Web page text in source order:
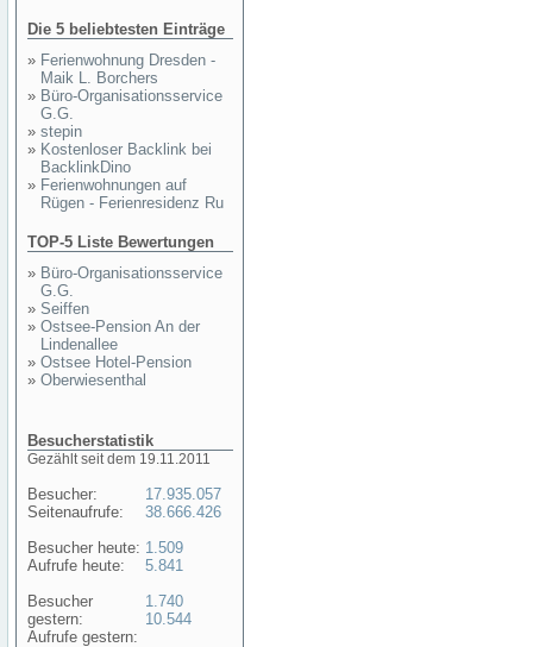
Die 5 beliebtesten Einträge
» Ferienwohnung Dresden -
Maik L. Borchers
» Büro-Organisationsservice
G.G.
» stepin
» Kostenloser Backlink bei
BacklinkDino
» Ferienwohnungen auf
Rügen - Ferienresidenz Ru
TOP-5 Liste Bewertungen
» Büro-Organisationsservice
G.G.
» Seiffen
» Ostsee-Pension An der
Lindenallee
» Ostsee Hotel-Pension
» Oberwiesenthal
Besucherstatistik
Gezählt seit dem 19.11.2011
Besucher:
Seitenaufrufe:
Besucher heute:
Aufrufe heute:
Besucher
gestern:
Aufrufe gestern:
17.935.057
38.666.426
1.509
5.841
1.740
10.544